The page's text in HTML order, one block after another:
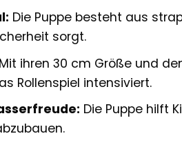
Die Puppe besteht aus
sorgt.
Mit ihren 30 cm Größe und
Rollenspiel intensiviert.
Die Puppe hilft